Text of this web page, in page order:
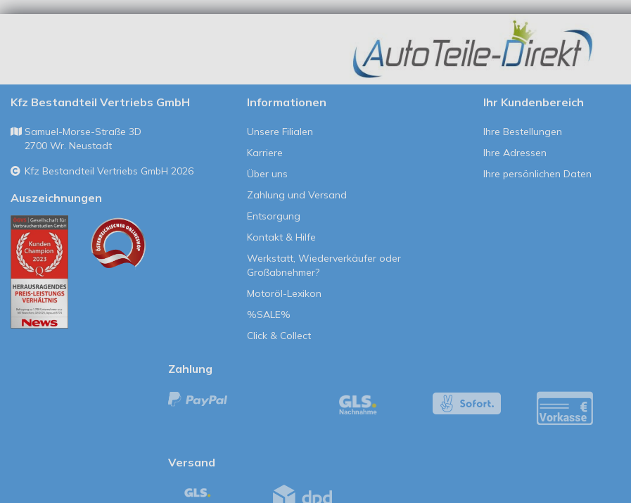
Kfz Bestandteil Vertriebs GmbH
Samuel-Morse-Straße 3D
2700 Wr. Neustadt
Kfz Bestandteil Vertriebs GmbH 2026
Auszeichnungen
Informationen
Unsere Filialen
Karriere
Über uns
Zahlung und Versand
Entsorgung
Kontakt & Hilfe
Werkstatt, Wiederverkäufer oder
Großabnehmer?
Motoröl-Lexikon
%SALE%
Click & Collect
Ihr Kundenbereich
Ihre Bestellungen
Ihre Adressen
Ihre persönlichen Daten
Zahlung
Versand